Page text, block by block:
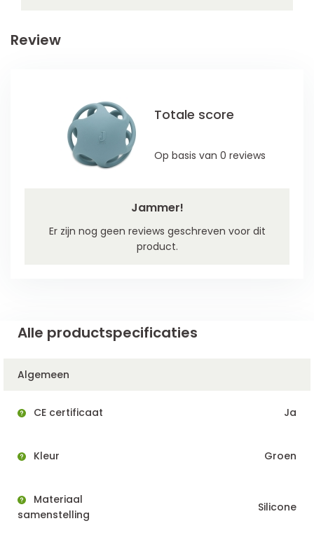
Review
Jammer!
Er zijn nog geen reviews geschreven voor dit
product.
Totale score
Op basis van 0 reviews
Alle productspecificaties
Algemeen
CE certificaat Ja
Kleur Groen
Materiaal
samenstelling
Silicone